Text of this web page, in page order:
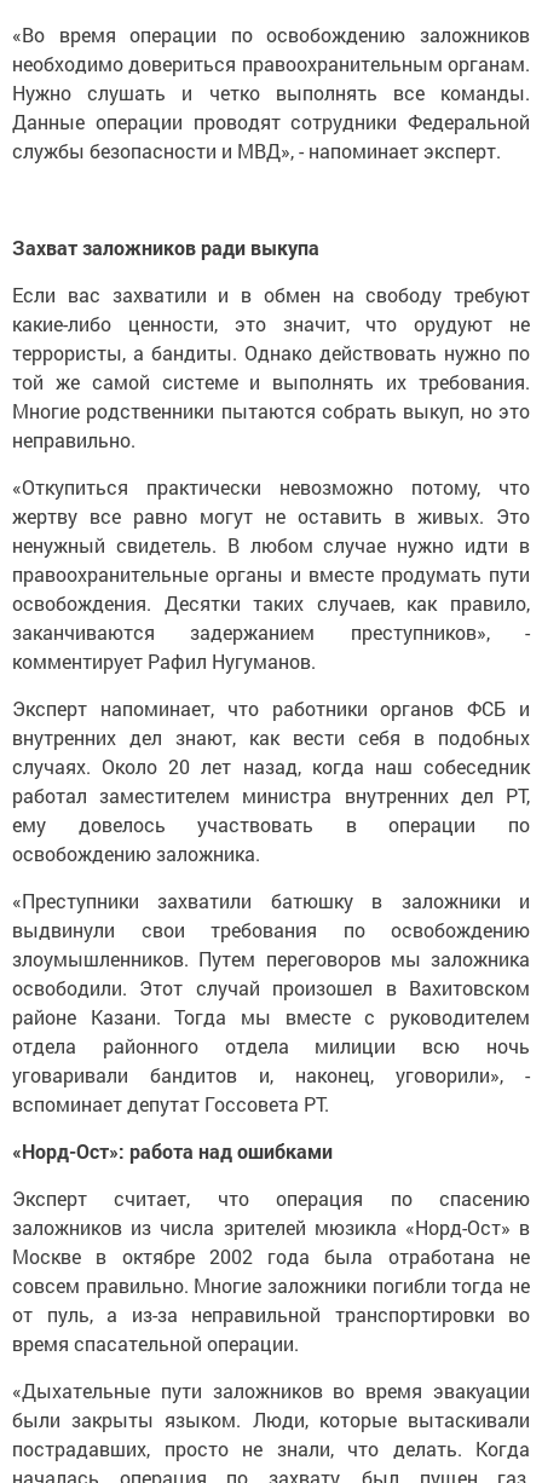
«Во время операции по освобождению заложников
необходимо довериться правоохранительным органам.
Нужно слушать и четко выполнять все команды.
Данные операции проводят сотрудники Федеральной
службы безопасности и МВД», - напоминает эксперт.
Захват заложников ради выкупа
Если вас захватили и в обмен на свободу требуют
какие-либо ценности, это значит, что орудуют не
террористы, а бандиты. Однако действовать нужно по
той же самой системе и выполнять их требования.
Многие родственники пытаются собрать выкуп, но это
неправильно.
«Откупиться практически невозможно потому, что
жертву все равно могут не оставить в живых. Это
ненужный свидетель. В любом случае нужно идти в
правоохранительные органы и вместе продумать пути
освобождения. Десятки таких случаев, как правило,
заканчиваются задержанием преступников», -
комментирует Рафил Нугуманов.
Эксперт напоминает, что работники органов ФСБ и
внутренних дел знают, как вести себя в подобных
случаях. Около 20 лет назад, когда наш собеседник
работал заместителем министра внутренних дел РТ,
ему довелось участвовать в операции по
освобождению заложника.
«Преступники захватили батюшку в заложники и
выдвинули свои требования по освобождению
злоумышленников. Путем переговоров мы заложника
освободили. Этот случай произошел в Вахитовском
районе Казани. Тогда мы вместе с руководителем
отдела районного отдела милиции всю ночь
уговаривали бандитов и, наконец, уговорили», -
вспоминает депутат Госсовета РТ.
«Норд-Ост»: работа над ошибками
Эксперт считает, что операция по спасению
заложников из числа зрителей мюзикла «Норд-Ост» в
Москве в октябре 2002 года была отработана не
совсем правильно. Многие заложники погибли тогда не
от пуль, а из-за неправильной транспортировки во
время спасательной операции.
«Дыхательные пути заложников во время эвакуации
были закрыты языком. Люди, которые вытаскивали
пострадавших, просто не знали, что делать. Когда
началась операция по захвату, был пущен газ,